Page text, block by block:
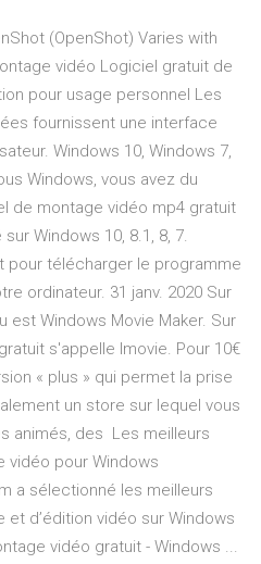
(OpenShot) Varies with
vidéo Logiciel gratuit de
pour usage personnel Les
fournissent une interface
Windows 10, Windows 7,
Windows, vous avez du
de montage vidéo mp4 gratuit
Windows 10, 8.1, 8, 7.
pour télécharger le programme
ordinateur. 31 janv. 2020 Sur
est Windows Movie Maker. Sur
s'appelle Imovie. Pour 10€
« plus » qui permet la prise
un store sur lequel vous
animés, des Les meilleurs
vidéo pour Windows
a sélectionné les meilleurs
d’édition vidéo sur Windows
vidéo gratuit - Windows ...